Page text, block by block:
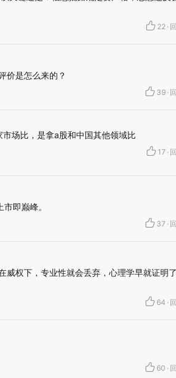
22 ·
价是怎么来的？
39 ·
市场比，是拿a股和中国其他领域比
17 ·
即巅峰。
37 ·
威权下，专业性就会丢弃，心理学早就证明了
64 ·
60 ·